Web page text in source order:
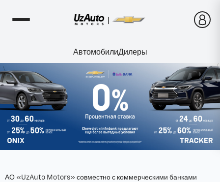
АвтомобилиДилеры
АО «UzAuto Motors» совместно с коммерческими банками